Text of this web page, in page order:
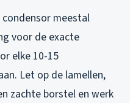
meestal
voor de exacte
elke 10-15
Let op de lamellen,
zachte borstel en werk